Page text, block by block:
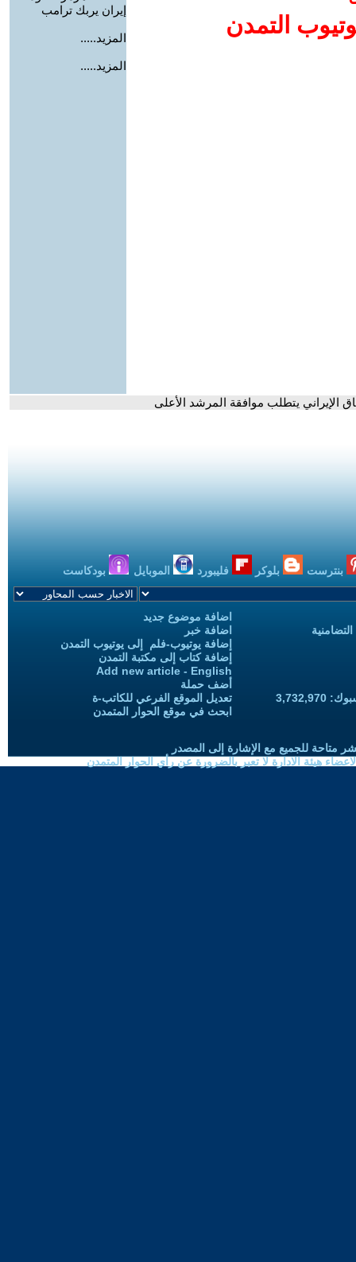
التمدن
إيران يربك ترامب
المزيد.....
المزيد.....
الإيراني يتطلب موافقة المرشد الأعلى
بنترست بلوكر فليبورد الموبايل بودكاست
اضافة موضوع جديد
اضافة خبر
إضافة يوتيوب-فلم إلى يوتيوب التمدن
إضافة كتاب إلى مكتبة التمدن
Add new article - English
أضف حملة
تعديل الموقع الفرعي للكاتب-ة
ابحث في موقع الحوار المتمدن
متاحة للجميع مع الإشارة إلى المصدر
هيئة الادارة لا تعبر بالضرورة عن رأي الحوار المتمدن